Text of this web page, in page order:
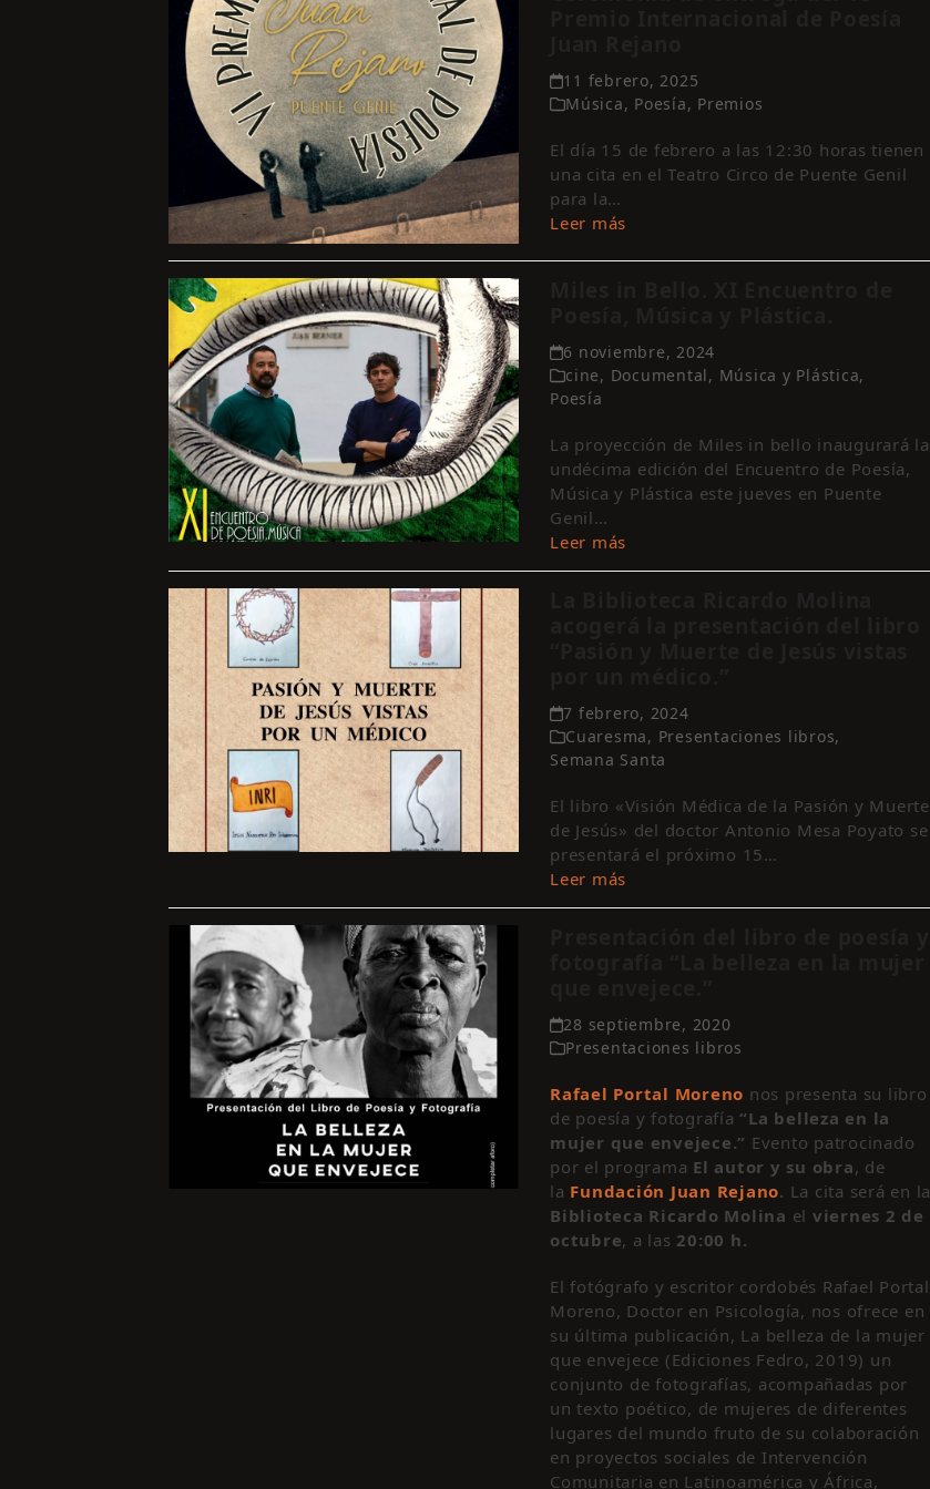
11 febrero, 2025
Música, Poesía, Premios
El día 15 de febrero a las 12:30 horas tienen
una cita en el Teatro Circo de Puente Genil
para la…
Leer más
6 noviembre, 2024
cine, Documental, Música y Plástica,
Poesía
La proyección de Miles in bello inaugurará la
undécima edición del Encuentro de Poesía,
Música y Plástica este jueves en Puente
Genil…
Leer más
7 febrero, 2024
Cuaresma, Presentaciones libros,
Semana Santa
El libro «Visión Médica de la Pasión y Muerte
de Jesús» del doctor Antonio Mesa Poyato se
presentará el próximo 15…
Leer más
28 septiembre, 2020
Presentaciones libros
Rafael Portal Moreno nos presenta su libro
de poesía y fotografía“La belleza en la
mujer que envejece.” Evento patrocinado
por el programa El autor y su obra, de
la Fundación Juan Rejano. La cita será en la
Biblioteca Ricardo Molina el viernes 2 de
octubre, a las 20:00 h.
El fotógrafo y escritor cordobés Rafael Portal
Moreno, Doctor en Psicología, nos ofrece en
su última publicación, La belleza de la mujer
que envejece (Ediciones Fedro, 2019) un
conjunto de fotografías, acompañadas por
un texto poético, de mujeres de diferentes
lugares del mundo fruto de su colaboración
en proyectos sociales de Intervención
Comunitaria en Latinoamérica y África,